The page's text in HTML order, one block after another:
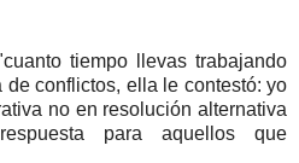
tiempo llevas trabajando
conflictos, ella le contestó: yo
no en resolución alternativa
para aquellos que